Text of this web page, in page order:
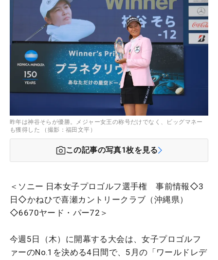
昨年は神谷そらが優勝。メジャー女王の称号だけでなく、ビッグマネー
も獲得した （撮影：福田文平）
この記事の写真1枚を見る
＜ソニー 日本女子プロゴルフ選手権 事前情報◇3
日◇かねひで喜瀬カントリークラブ（沖縄県）
◇6670ヤード・パー72＞
今週5日（木）に開幕する大会は、女子プロゴルフ
ァーのNo.1を決める4日間で、5月の「ワールドレデ